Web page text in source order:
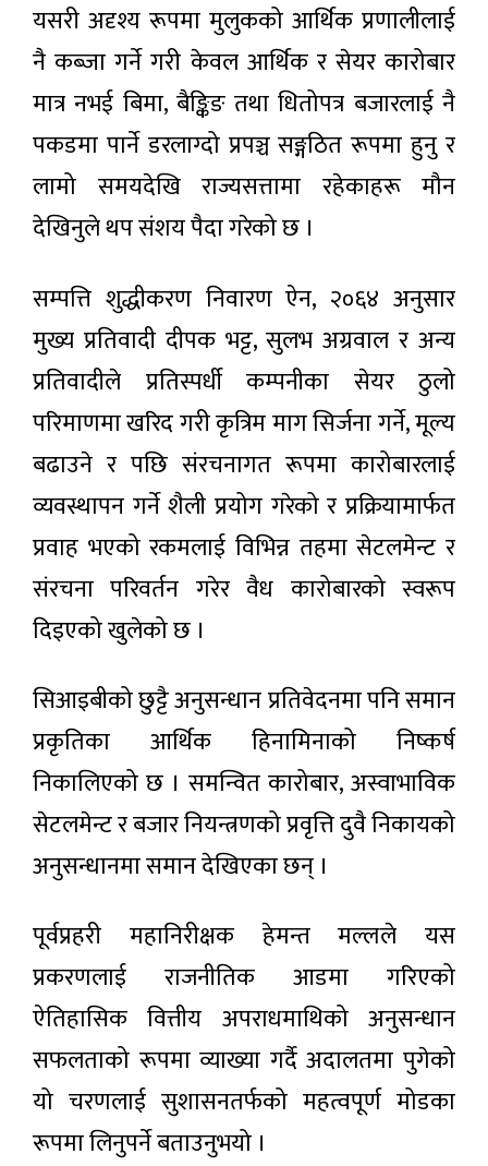
यसरी अदृश्य रूपमा मुलुकको आर्थिक प्रणालीलाई
नै कब्जा गर्ने गरी केवल आर्थिक र सेयर कारोबार
मात्र नभई बिमा, बैङ्किङ तथा धितोपत्र बजारलाई नै
पकडमा पार्ने डरलाग्दो प्रपञ्च सङ्गठित रूपमा हुनु र
लामो समयदेखि राज्यसत्तामा रहेकाहरू मौन
देखिनुले थप संशय पैदा गरेको छ ।
सम्पत्ति शुद्धीकरण निवारण ऐन, २०६४ अनुसार
मुख्य प्रतिवादी दीपक भट्ट, सुलभ अग्रवाल र अन्य
प्रतिवादीले प्रतिस्पर्धी कम्पनीका सेयर ठुलो
परिमाणमा खरिद गरी कृत्रिम माग सिर्जना गर्ने, मूल्य
बढाउने र पछि संरचनागत रूपमा कारोबारलाई
व्यवस्थापन गर्ने शैली प्रयोग गरेको र प्रक्रियामार्फत
प्रवाह भएको रकमलाई विभिन्न तहमा सेटलमेन्ट र
संरचना परिवर्तन गरेर वैध कारोबारको स्वरूप
दिइएको खुलेको छ ।
सिआइबीको छुट्टै अनुसन्धान प्रतिवेदनमा पनि समान
प्रकृतिका आर्थिक हिनामिनाको निष्कर्ष
निकालिएको छ । समन्वित कारोबार, अस्वाभाविक
सेटलमेन्ट र बजार नियन्त्रणको प्रवृत्ति दुवै निकायको
अनुसन्धानमा समान देखिएका छन् ।
पूर्वप्रहरी महानिरीक्षक हेमन्त मल्लले यस
प्रकरणलाई राजनीतिक आडमा गरिएको
ऐतिहासिक वित्तीय अपराधमाथिको अनुसन्धान
सफलताको रूपमा व्याख्या गर्दै अदालतमा पुगेको
यो चरणलाई सुशासनतर्फको महत्वपूर्ण मोडका
रूपमा लिनुपर्ने बताउनुभयो ।